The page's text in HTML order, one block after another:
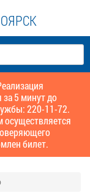
за 5 минут до
220-11-72.
осуществляется
билет.